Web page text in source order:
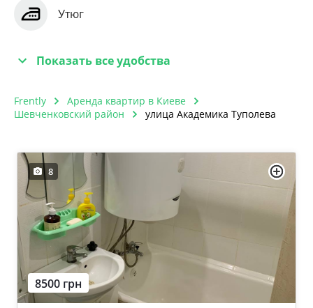
Утюг
Показать все удобства
Frently
Аренда квартир в Киеве
Шевченковский район
улица Академика Туполева
8
8500 грн